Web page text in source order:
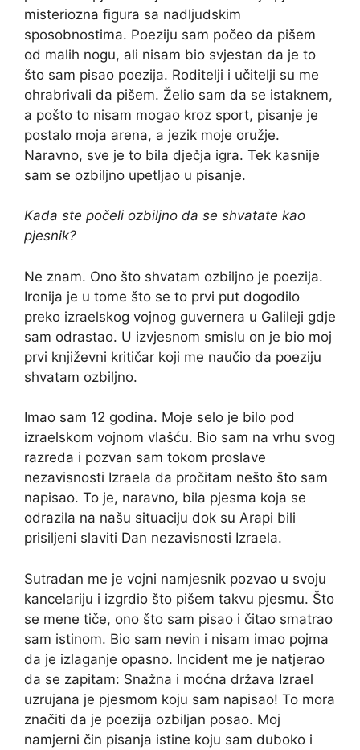
misteriozna figura sa nadljudskim
sposobnostima. Poeziju sam počeo da pišem
od malih nogu, ali nisam bio svjestan da je to
što sam pisao poezija. Roditelji i učitelji su me
ohrabrivali da pišem. Želio sam da se istaknem,
a pošto to nisam mogao kroz sport, pisanje je
postalo moja arena, a jezik moje oružje.
Naravno, sve je to bila dječja igra. Tek kasnije
sam se ozbiljno upetljao u pisanje.
Kada ste počeli ozbiljno da se shvatate kao
pjesnik?
Ne znam. Ono što shvatam ozbiljno je poezija.
Ironija je u tome što se to prvi put dogodilo
preko izraelskog vojnog guvernera u Galileji gdje
sam odrastao. U izvjesnom smislu on je bio moj
prvi književni kritičar koji me naučio da poeziju
shvatam ozbiljno.
Imao sam 12 godina. Moje selo je bilo pod
izraelskom vojnom vlašću. Bio sam na vrhu svog
razreda i pozvan sam tokom proslave
nezavisnosti Izraela da pročitam nešto što sam
napisao. To je, naravno, bila pjesma koja se
odrazila na našu situaciju dok su Arapi bili
prisiljeni slaviti Dan nezavisnosti Izraela.
Sutradan me je vojni namjesnik pozvao u svoju
kancelariju i izgrdio što pišem takvu pjesmu. Što
se mene tiče, ono što sam pisao i čitao smatrao
sam istinom. Bio sam nevin i nisam imao pojma
da je izlaganje opasno. Incident me je natjerao
da se zapitam: Snažna i moćna država Izrael
uzrujana je pjesmom koju sam napisao! To mora
značiti da je poezija ozbiljan posao. Moj
namjerni čin pisanja istine koju sam duboko i